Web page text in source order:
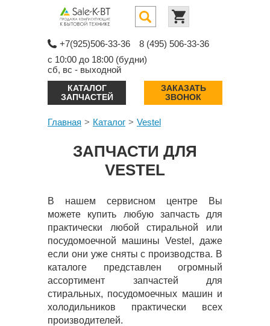
+7(925)506-33-36
8 (495) 506-33-36
с 10:00 до 18:00 (будни)
сб, вс - выходной
КАТАЛОГ
ЗАПЧАСТЕЙ
ЗАКАЗАТЬ
ЗВОНОК
Главная Каталог Vestel
ЗАПЧАСТИ ДЛЯ
VESTEL
В нашем сервисном центре Вы
можете купить любую запчасть для
практически любой стиральной или
посудомоечной машины Vestel, даже
если они уже сняты с производства. В
каталоге представлен огромный
ассортимент запчастей для
стиральных, посудомоечных машин и
холодильников практически всех
производителей.